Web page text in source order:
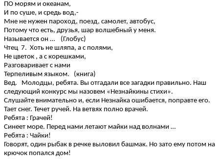
ПО морям и океанам,
И по суше, и средь вод,-
Мне не нужен пароход, поезд, самолет, автобус,
Потому что есть, друзья, шар волшебный у меня.
Называется он … (Глобус)
Чтец 7. Хоть не шляпа, а с полями,
Не цветок , а с корешками,
Разговаривает с нами
Терпеливым языком. (книга)
Вед. Молодцы, ребята. Вы отгадали все загадки правильно. Наш
следующий конкурс мы назовем «Незнайкины стихи».
Слушайте внимательно и, если Незнайка ошибается, поправте его.
Тает снег. Течет ручей. На ветвях полно врачей.
Ребята : Грачей!
Синеет море. Перед нами летают майки над волнами …
Ребята : Чайки!
Говорят, один рыбак в речке выловил башмак. Но зато ему потом на
крючок попался дом!